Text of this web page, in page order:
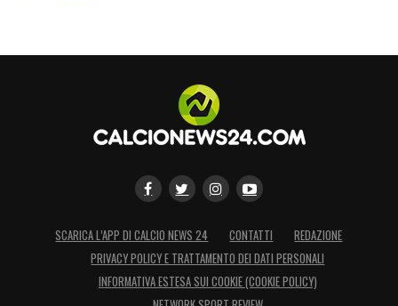
SCARICA L’APP DI CALCIO NEWS 24 CONTATTI
REDAZIONE
PRIVACY POLICY E TRATTAMENTO DEI DATI PERSONALI
INFORMATIVA ESTESA SUI COOKIE (COOKIE POLICY)